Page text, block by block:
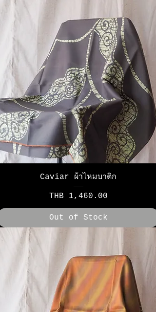
Caviar ผ้าไหมบาติก
Price
THB 1,460.00
Out of Stock